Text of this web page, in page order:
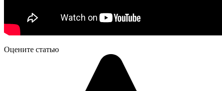
Оцените статью